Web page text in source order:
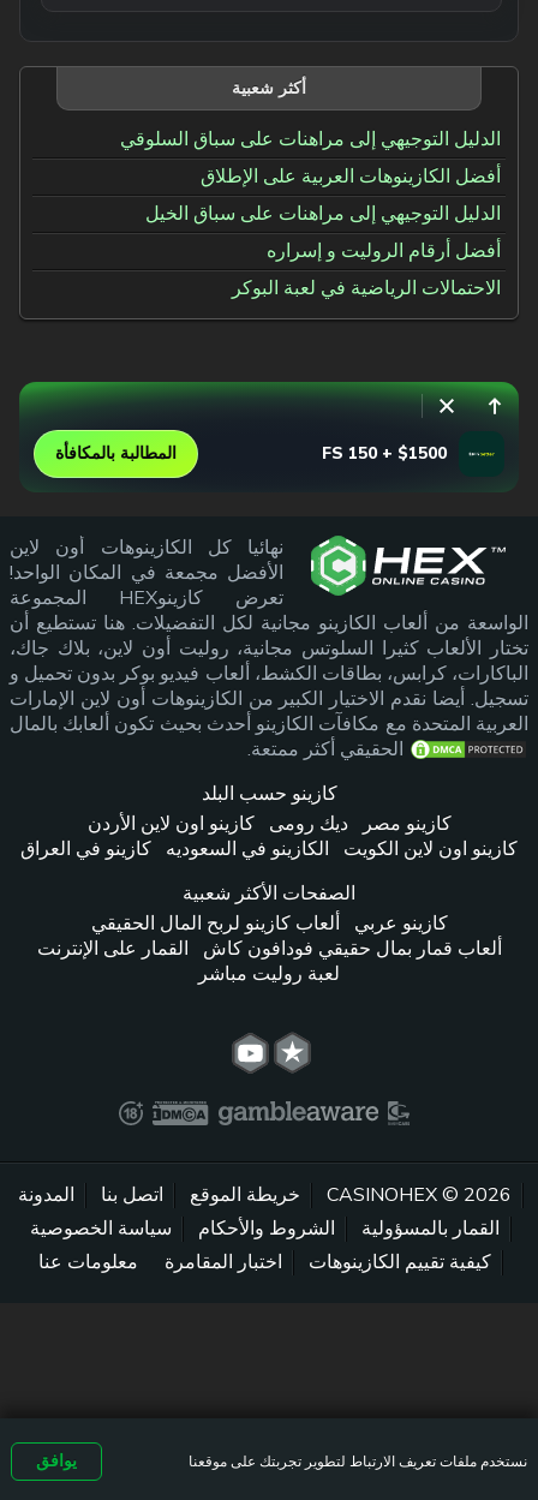
أكثر شعبية
الدليل التوجيهي إلى مراهنات على سباق السلوقي
أفضل الكازينوهات العربية على الإطلاق
الدليل التوجيهي إلى مراهنات على سباق الخيل
أفضل أرقام الروليت و إسراره
الاحتمالات الرياضية في لعبة البوكر
$1500 + 150 FS المطالبة بالمكافأة
نهائيا كل الكازينوهات أون لاين
الأفضل مجمعة في المكان الواحد!
تعرض كازينوHEX المجموعة
الواسعة من ألعاب الكازينو مجانية لكل التفضيلات. هنا تستطيع أن
تختار الألعاب كثيرا السلوتس مجانية، روليت أون لاين، بلاك جاك،
الباكارات، كرابس، بطاقات الكشط، ألعاب فيديو بوكر بدون تحميل و
تسجيل. أيضا نقدم الاختيار الكبير من الكازينوهات أون لاين الإمارات
العربية المتحدة مع مكافآت الكازينو أحدث بحيث تكون ألعابك بالمال
الحقيقي أكثر ممتعة.
كازينو حسب البلد
كازينو مصر
ديك رومى
كازينو اون لاين الأردن
كازينو اون لاين الكويت
الكازينو في السعوديه كازينو في العراق
الصفحات الأكثر شعبية
كازينو عربي
ألعاب كازينو لربح المال الحقيقي
ألعاب قمار بمال حقيقي فودافون كاش
القمار على الإنترنت
لعبة روليت مباشر
2026 © CASINOHEX خريطة الموقع اتصل بنا
المدونة
القمار بالمسؤولية
الشروط والأحكام
سياسة الخصوصية
كيفية تقييم الكازينوهات
اختبار المقامرة معلومات عنا
الملف الشخصي
نستخدم ملفات تعريف الارتباط لتطوير تجربتك على موقعنا يوافق